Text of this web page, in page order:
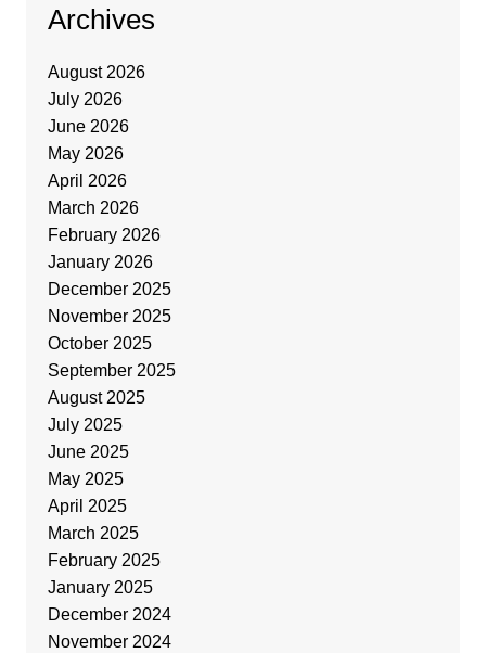
Archives
August 2026
July 2026
June 2026
May 2026
April 2026
March 2026
February 2026
January 2026
December 2025
November 2025
October 2025
September 2025
August 2025
July 2025
June 2025
May 2025
April 2025
March 2025
February 2025
January 2025
December 2024
November 2024